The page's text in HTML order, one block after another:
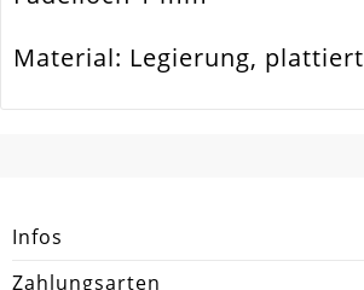
10 Stück
Material: Legierung, plattiert
Infos
Zahlungsarten